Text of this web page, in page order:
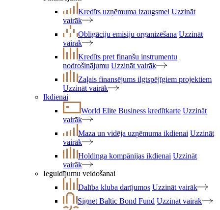
Kredīts uzņēmuma izaugsmei Uzzināt
vairāk
Obligāciju emisiju organizēšana Uzzināt
vairāk
Kredīts pret finanšu instrumentu
nodrošinājumu Uzzināt vairāk
Zaļais finansējums ilgtspējīgiem projektiem
Uzzināt vairāk
Ikdienai
World Elite Business kredītkarte Uzzināt
vairāk
Maza un vidēja uzņēmuma ikdienai Uzzināt
vairāk
Holdinga kompānijas ikdienai Uzzināt
vairāk
Ieguldījumu veidošanai
Dalība kluba darījumos Uzzināt vairāk
Signet Baltic Bond Fund Uzzināt vairāk